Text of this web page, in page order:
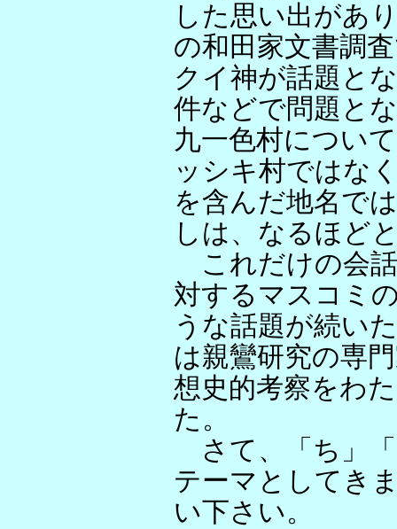
した思い出があ
の和田家文書調
クイ神が話題と
件などで問題と
九一色村につい
ッシキ村ではな
を含んだ地名で
しは、なるほど
これだけの会
対するマスコミ
うな話題が続い
は親鸞研究の専
想史的考察をわ
た。
さて、「ち」
テーマとしてき
い下さい。